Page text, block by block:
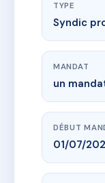
TYPE
Syndic
MANDAT
un
DÉBUT
01/07/